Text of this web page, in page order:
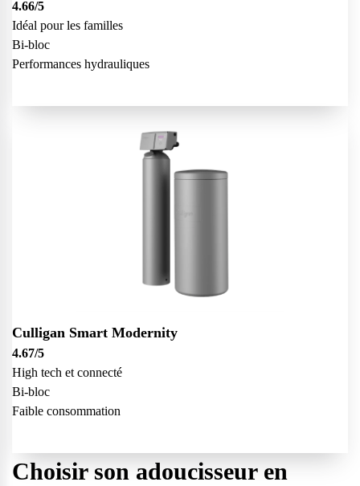
4.66/5
Idéal pour les familles
Bi-bloc
Performances hydrauliques
Culligan Smart Modernity
4.67/5
High tech et connecté
Bi-bloc
Faible consommation
Choisir son adoucisseur en